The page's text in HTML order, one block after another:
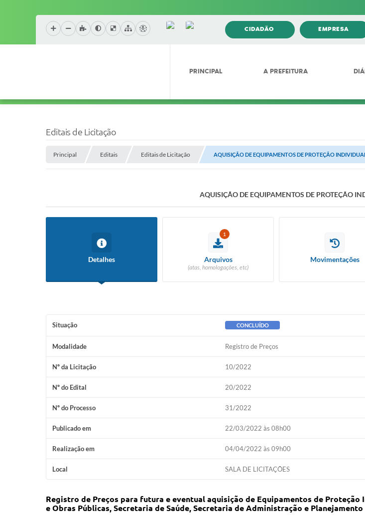
CIDADÃO EMPRESA
PRINCIPAL A PREFEITURA
Editais de Licitação
Principal Editais Editais de Licitação AQUISIÇÃO DE EQUIPAMENTOS DE PROTEÇÃO
AQUISIÇÃO DE EQUIPAMENTOS DE PROTEÇÃO
Detalhes
1
Arquivos
(atas, homologações, etc)
Movimentações
Situação CONCLUÍDO
Modalidade Registro de Preços
Nº da Licitação 10/2022
Nº do Edital 20/2022
Nº do Processo 31/2022
Publicado em 22/03/2022 às 08h00
Realização em 04/04/2022 às 09h00
Local SALA DE LICITAÇÕES
Registro de Preços para futura e eventual aquisição de Equipamentos de
e Obras Públicas, Secretaria de Saúde, Secretaria de Administração e